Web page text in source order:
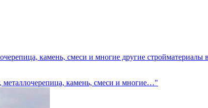
камень, смеси и многие другие стройматериалы
камень, смеси и многие…"